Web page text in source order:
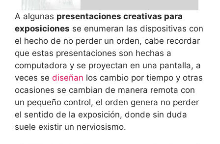
A algunas presentaciones creativas para
exposiciones se enumeran las dispositivas con
el hecho de no perder un orden, cabe recordar
que estas presentaciones son hechas a
computadora y se proyectan en una pantalla, a
veces se diseñan los cambio por tiempo y otras
ocasiones se cambian de manera remota con
un pequeño control, el orden genera no perder
el sentido de la exposición, donde sin duda
suele existir un nerviosismo.